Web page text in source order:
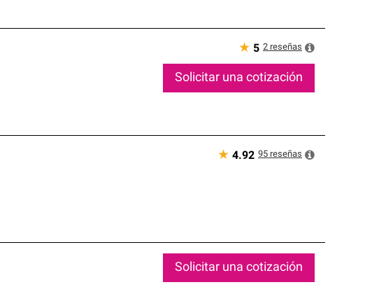
★ 5 2 reseñas
Solicitar una cotización
★ 4.92 95 reseñas
Solicitar una cotización